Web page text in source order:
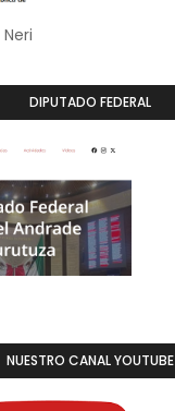
DIPUTADO FEDERAL
NUESTRO CANAL YOUTUBE